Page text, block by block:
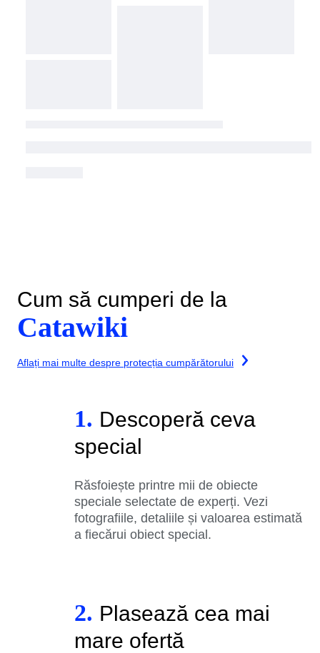
Cum să cumperi de la
Catawiki
Aflați mai multe despre protecția cumpărătorului
1. Descoperă ceva
special
Răsfoiește printre mii de obiecte
speciale selectate de experți. Vezi
fotografiile, detaliile și valoarea estimată
a fiecărui obiect special.
2. Plasează cea mai
mare ofertă